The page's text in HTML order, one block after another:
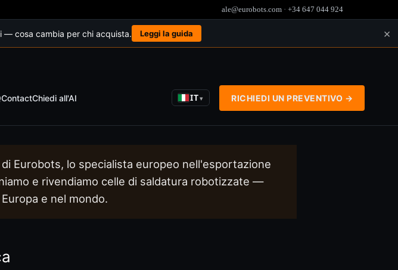
ale@eurobots.com · +34 647 044 924
— cosa cambia per chi acquista. Leggi la guida ×
ContactChiedi all'AI IT▾ RICHIEDI UN PREVENTIVO →
Eurobots, lo specialista europeo nell'esportazione
e rivendiamo celle di saldatura robotizzate —
e nel mondo.